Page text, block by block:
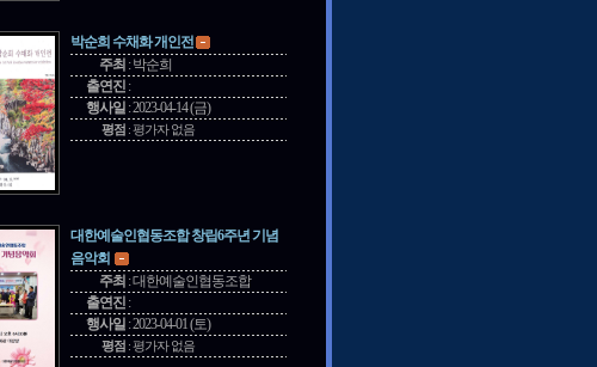
박순희 수채화 개인전
주최 :박순희
출연진 :
행사일 :2023-04-14 (금)
평점 :평가자 없음
대한예술인협동조합 창립6주년 기념
음악회
주최 :대한예술인협동조합
출연진 :
행사일 :2023-04-01 (토)
평점 :평가자 없음